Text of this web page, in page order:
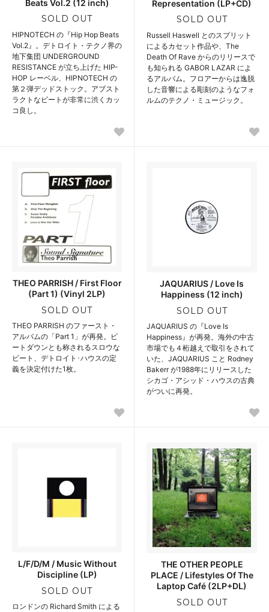
Beats Vol.2 (12 inch)
SOLD OUT
HIPNOTECH の『Hip Hop Beats
Vol.2』。デトロイト・テクノ界の
地下集団 UNDERGROUND
RESISTANCE が立ち上げた HIP-
HOP レーベル、HIPNOTECH の
第２弾デッドストック。アブスト
ラクトなビートが非常に渋くカッ
コ良し。
Representation (LP+CD)
SOLD OUT
Russell Haswell とのスプリット
によるカセット作品や、The
Death Of Rave からのリリースで
も知られる GABOR LAZAR によ
るアルバム。フロアーからは逸脱
した音響による彫刻のようなフォ
ルムのテクノ・ミュージック。
THEO PARRISH / First Floor
(Part 1) (Vinyl 2LP)
SOLD OUT
THEO PARRISH のファースト・
アルバムの「Part 1」が再発。ビ
ートダウンとも称されるスロウな
ビート、デトロイト･ハウスの定
義を決定付けた1枚。
JAQUARIUS / Love Is
Happiness (12 inch)
SOLD OUT
JAQUARIUS の『Love Is
Happiness』が再発。海外の中古
市場でも４桁越えで取引をされて
いた、JAQUARIUS こと Rodney
Bakerr が1988年にリリースした
シカゴ・アシッド・ハウスの古典
がついに再発。
L/F/D/M / Music Without
Discipline (LP)
SOLD OUT
ロンドンの Richard Smith による
THE OTHER PEOPLE
PLACE / Lifestyles Of The
Laptop Café (2LP+DL)
SOLD OUT